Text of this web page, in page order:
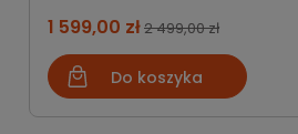
1 599,00 zł2 499,00 zł
Do koszyka